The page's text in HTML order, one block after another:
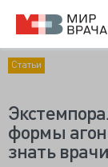
Статьи
формы
знать врачи